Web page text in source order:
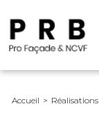
Accueil Réalisations